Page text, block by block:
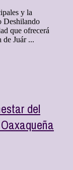
y la
Deshilando
que ofrecerá
Juár ...
del